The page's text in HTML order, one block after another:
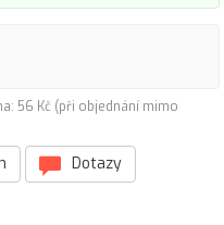
56 Kč (při objednání mimo
Dotazy